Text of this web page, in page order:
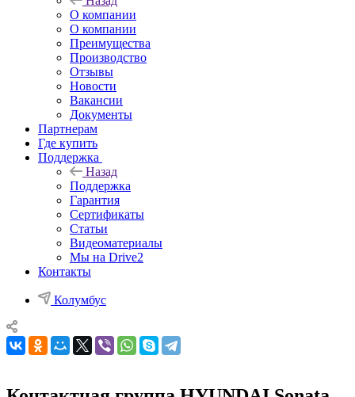
О компании
О компании
Преимущества
Производство
Отзывы
Новости
Вакансии
Документы
Партнерам
Где купить
Поддержка
Назад
Поддержка
Гарантия
Сертификаты
Статьи
Видеоматериалы
Мы на Drive2
Контакты
Колумбус